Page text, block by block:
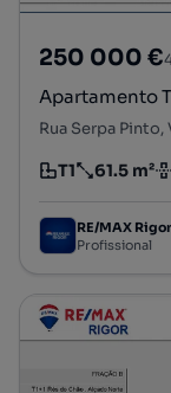
250 000 €
Apartamento
Rua Serpa Pinto,
Tipologia
T1
Preço por61.5 m²
Andar
RE/MAX Rigor
Profissional